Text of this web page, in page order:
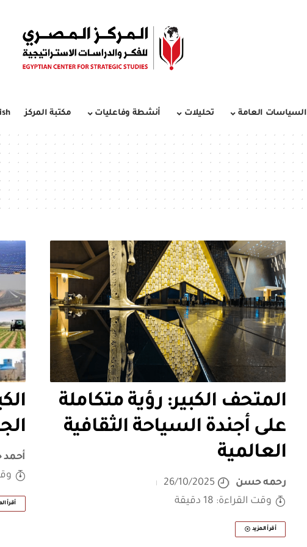
السياسات العامة تحليلات أنشطة وفاعليات مكتبة المركز
المتحف الكبير: رؤية متكاملة
على أجندة السياحة الثقافية
العالمية
رحمه حسن
26/10/2025
وقت القراءة: 18 دقيقة
أقرأ المزيد
وقت
أقرأ